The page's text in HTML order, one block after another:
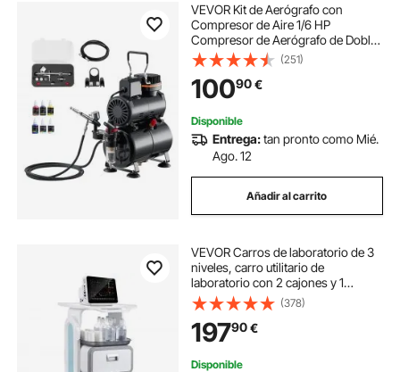
VEVOR Kit de Aerógrafo con
Compresor de Aire 1/6 HP
Compresor de Aerógrafo de Doble
Acción con 3 Boquillas, Manguera,
4 Pinturas Acrílicas, Kit de Pintura
para Decoración de Tartas,
Maquetas, Uñas
(251)
10090€
Disponible
Entrega:tan pronto como Mié.
Ago. 12
Añadir al carrito
VEVOR Carros de laboratorio de 3
niveles, carro utilitario de
laboratorio con 2 cajones y 1
bandeja superior, carro médico
móvil con material ABS, carro
rodante de laboratorio con 4 ruedas
silenciosas para laboratorio, clínica,
hospital, salón, blanco
(378)
19790€
Disponible